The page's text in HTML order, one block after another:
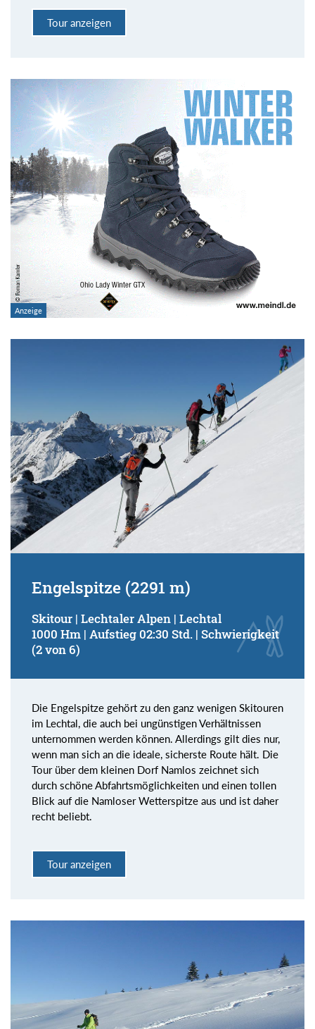
Tour anzeigen
Engelspitze (2291 m)
Skitour | Lechtaler Alpen | Lechtal
1000 Hm | Aufstieg 02:30 Std. | Schwierigkeit
(2 von 6)
Die Engelspitze gehört zu den ganz wenigen Skitouren
im Lechtal, die auch bei ungünstigen Verhältnissen
unternommen werden können. Allerdings gilt dies nur,
wenn man sich an die ideale, sicherste Route hält. Die
Tour über dem kleinen Dorf Namlos zeichnet sich
durch schöne Abfahrtsmöglichkeiten und einen tollen
Blick auf die Namloser Wetterspitze aus und ist daher
recht beliebt.
Tour anzeigen